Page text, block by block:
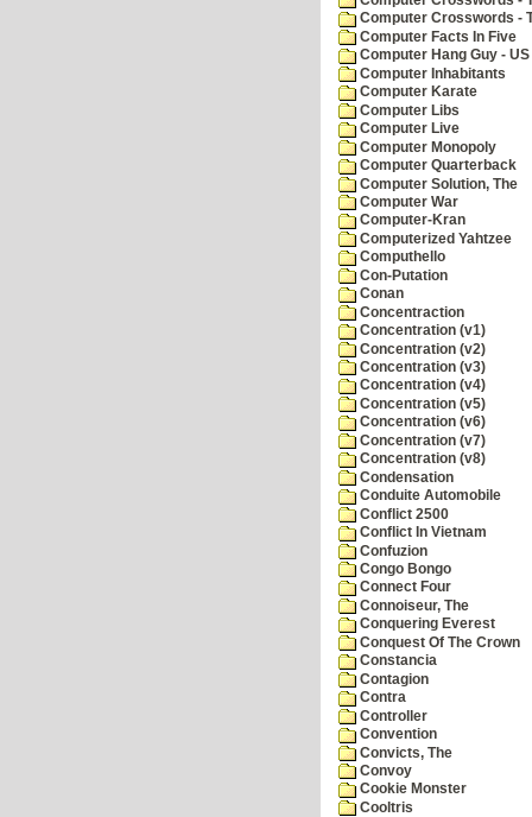
Computer Crosswords -
Computer Facts In Five
Computer Hang Guy -
Computer Inhabitants
Computer Karate
Computer Libs
Computer Live
Computer Monopoly
Computer Quarterback
Computer Solution, The
Computer War
Computer-Kran
Computerized Yahtzee
Computhello
Con-Putation
Conan
Concentraction
Concentration (v1)
Concentration (v2)
Concentration (v3)
Concentration (v4)
Concentration (v5)
Concentration (v6)
Concentration (v7)
Concentration (v8)
Condensation
Conduite Automobile
Conflict 2500
Conflict In Vietnam
Confuzion
Congo Bongo
Connect Four
Connoiseur, The
Conquering Everest
Conquest Of The Crown
Constancia
Contagion
Contra
Controller
Convention
Convicts, The
Convoy
Cookie Monster
Cooltris